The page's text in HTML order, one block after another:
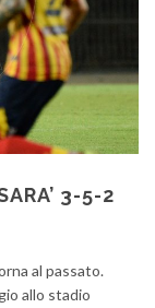
3-5-2
al passato.
allo stadio